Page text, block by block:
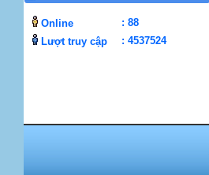
Online
: 88
Lượt truy cập
: 4537524